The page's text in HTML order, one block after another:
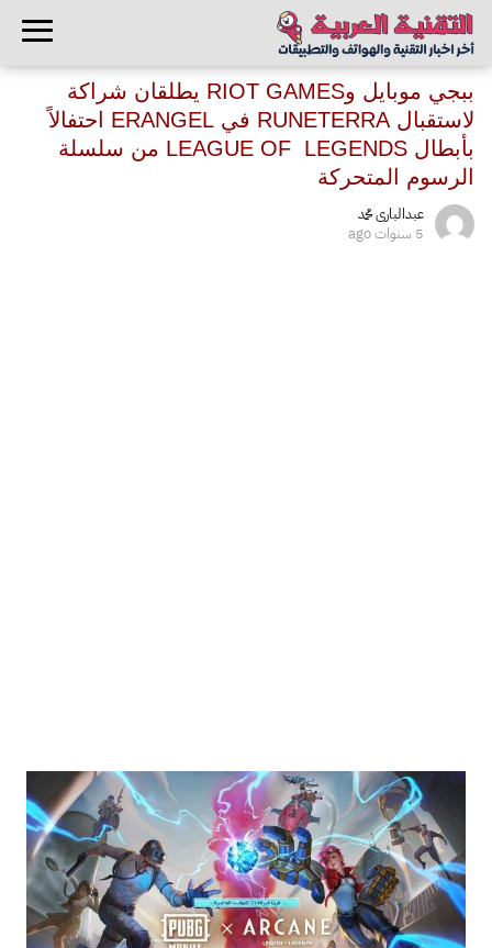
ببجي موبايل وRIOT GAMES يطلقان شراكة
لاستقبال RUNETERRA في ERANGEL احتفالاً
بأبطال LEAGUE OF LEGENDS من سلسلة
الرسوم المتحركة
عبدالبارى محمد
5 سنوات ago